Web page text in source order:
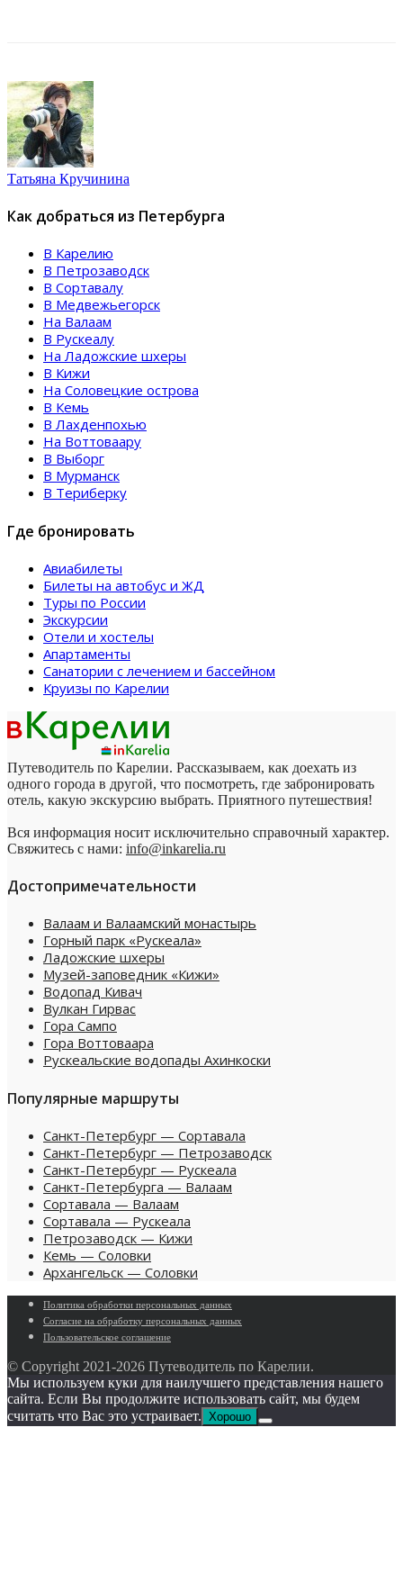
Татьяна Кручинина
Как добраться из Петербурга
В Карелию
В Петрозаводск
В Сортавалу
В Медвежьегорск
На Валаам
В Рускеалу
На Ладожские шхеры
В Кижи
На Соловецкие острова
В Кемь
В Лахденпохью
На Воттоваару
В Выборг
В Мурманск
В Териберку
Где бронировать
Авиабилеты
Билеты на автобус и ЖД
Туры по России
Экскурсии
Отели и хостелы
Апартаменты
Санатории с лечением и бассейном
Круизы по Карелии
Путеводитель по Карелии. Рассказываем, как доехать из
одного города в другой, что посмотреть, где забронировать
отель, какую экскурсию выбрать. Приятного путешествия!
Вся информация носит исключительно справочный характер.
Свяжитесь с нами: info@inkarelia.ru
Достопримечательности
Валаам и Валаамский монастырь
Горный парк «Рускеала»
Ладожские шхеры
Музей-заповедник «Кижи»
Водопад Кивач
Вулкан Гирвас
Гора Сампо
Гора Воттоваара
Рускеальские водопады Ахинкоски
Популярные маршруты
Санкт-Петербург — Сортавала
Санкт-Петербург — Петрозаводск
Санкт-Петербург — Рускеала
Санкт-Петербурга — Валаам
Сортавала — Валаам
Сортавала — Рускеала
Петрозаводск — Кижи
Кемь — Соловки
Архангельск — Соловки
Политика обработки персональных данных
Согласие на обработку персональных данных
Пользовательское cоглашение
© Copyright 2021-2026 Путеводитель по Карелии.
Мы используем куки для наилучшего представления нашего
сайта. Если Вы продолжите использовать сайт, мы будем
считать что Вас это устраивает. Хорошо